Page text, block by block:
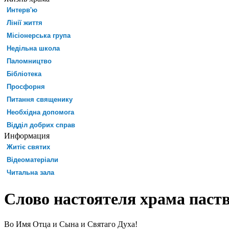
Интерв'ю
Лінії життя
Місіонерська група
Недільна школа
Паломництво
Бібліотека
Просфорня
Питання священику
Необхідна допомога
Відділ добрих справ
Информация
Житіє святих
Відеоматеріали
Читальна зала
Слово настоятеля храма
Во Имя Отца и Сына и Святаго Духа!